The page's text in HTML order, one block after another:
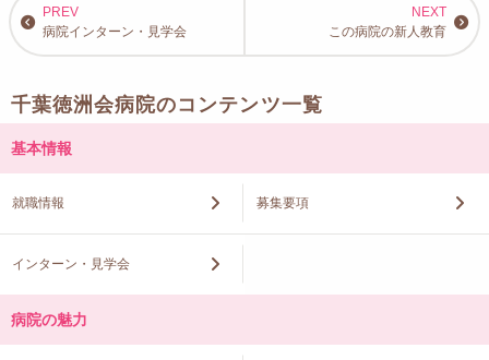
病院インターン・見学会 この病院の新人教育
千葉徳洲会病院のコンテンツ一覧
基本情報
就職情報 募集要項
インターン・見学会
病院の魅力